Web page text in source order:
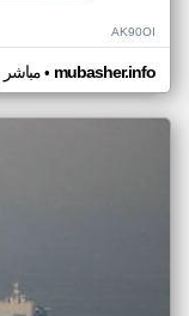
AK90OI
مباشر• mubasher.info